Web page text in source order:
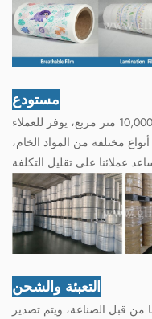
مستودع
لدينا مستودع حديث بمساحة تزيد عن 10,000 متر مربع، يوفر للعملاء
مختلفة من المواد الخام،
التعبئة والشحن
من قبل الصناعة، ويتم تصدير